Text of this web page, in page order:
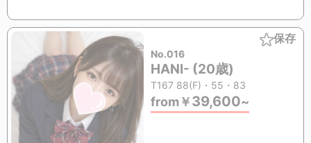
保存
No.016
HANI- (20歳)
T167 88(F)・55・83
from￥39,600~